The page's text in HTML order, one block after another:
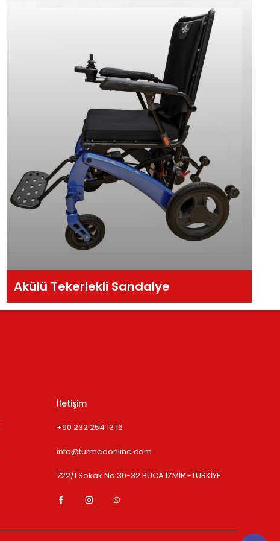
Akülü Tekerlekli Sandalye
İletişim
+90 232 254 13 16
info@turmedonline.com
722/1 Sokak No:30-32 BUCA İZMİR -TÜRKİYE